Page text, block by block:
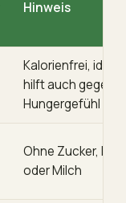
Hinweis
Kalorienfrei, ideal
hilft auch gegen
Hungergefühl
Ohne Zucker,
oder Milch